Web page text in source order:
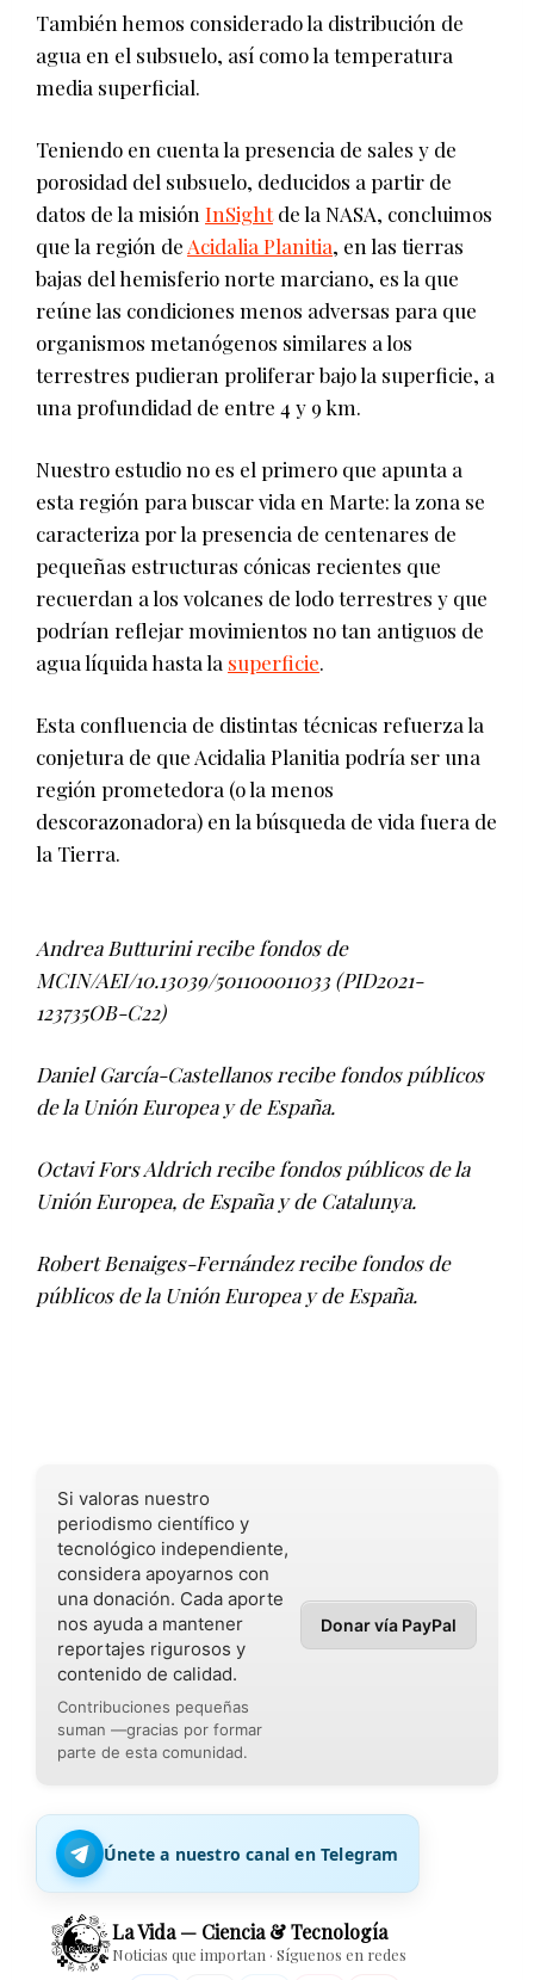
También hemos considerado la distribución de
agua en el subsuelo, así como la temperatura
media superficial.
Teniendo en cuenta la presencia de sales y de
porosidad del subsuelo, deducidos a partir de
datos de la misión InSightde la NASA, concluimos
que la región de Acidalia Planitia, en las tierras
bajas del hemisferio norte marciano, es la que
reúne las condiciones menos adversas para que
organismos metanógenos similares a los
terrestres pudieran proliferar bajo la superficie, a
una profundidad de entre 4 y 9 km.
Nuestro estudio no es el primero que apunta a
esta región para buscar vida en Marte: la zona se
caracteriza por la presencia de centenares de
pequeñas estructuras cónicas recientes que
recuerdan a los volcanes de lodo terrestres y que
podrían reflejar movimientos no tan antiguos de
agua líquida hasta la superficie.
Esta confluencia de distintas técnicas refuerza la
conjetura de que Acidalia Planitia podría ser una
región prometedora (o la menos
descorazonadora) en la búsqueda de vida fuera de
la Tierra.
Andrea Butturini recibe fondos de
MCIN/AEI/10.13039/501100011033 (PID2021-
123735OB-C22)
Daniel García-Castellanos recibe fondos públicos
de la Unión Europea y de España.
Octavi Fors Aldrich recibe fondos públicos de la
Unión Europea, de España y de Catalunya.
Robert Benaiges-Fernández recibe fondos de
públicos de la Unión Europea y de España.
Si valoras nuestro
periodismo científico y
tecnológico independiente,
considera apoyarnos con
una donación. Cada aporte
nos ayuda a mantener
reportajes rigurosos y
contenido de calidad.
Contribuciones pequeñas
suman —gracias por formar
parte de esta comunidad.
Donar vía PayPal
Únete a nuestro canal en Telegram
La Vida — Ciencia & Tecnología
Noticias que importan · Síguenos en redes